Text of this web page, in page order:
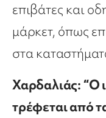
επιβάτες και
μάρκετ, όπως
στα
Χαρδαλιάς: “Ο
τρέφεται από